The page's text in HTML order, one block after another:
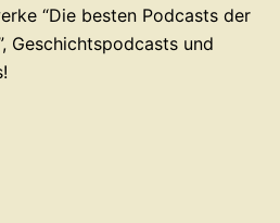
⁠⁠⁠⁠⁠⁠⁠“Die besten Podcasts der
Geschichtspodcasts⁠⁠⁠⁠⁠⁠⁠ und